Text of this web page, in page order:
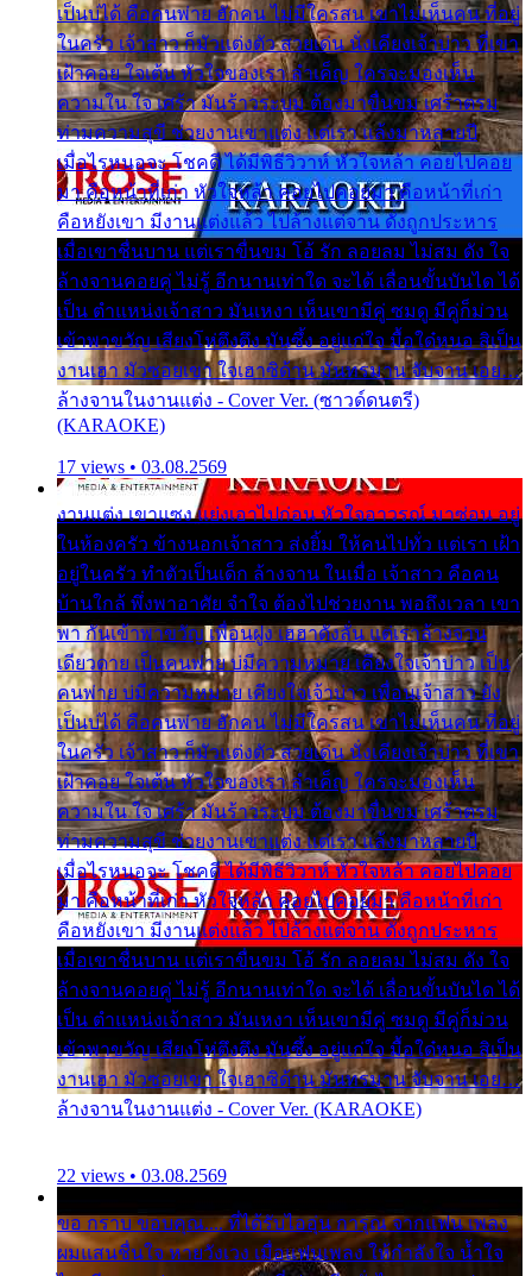
เป็นบ่ได้ คือคนพ่าย ฮักคน ไม่มีใครสน เขาไม่เห็นคน ที่อยู่
ในครัว เจ้าสาว ก็มัวแต่งตัว สวยเด่น นั่งเคียงเจ้าบ่าว ที่เขา
เฝ้าคอย ใจเต้น หัวใจของเรา ลำเค็ญ ใครจะมองเห็น
ความใน ใจ เศร้า มันร้าวระบม ต้องมาขื่นขม เศร้าตรม
ท่ามความสุขี ช่วยงานเขาแต่ง แต่เรา แล้งมาหลายปี
เมื่อไรหนอจะ โชคดี ได้มีพิธีวิวาห์ หัวใจหล้า คอยไปคอย
มา คือหน้าที่เก่า หัวใจหล้า คอยไปคอยมา คือหน้าที่เก่า
คือหยังเขา มีงานแต่งแล้ว ไปล้างแต่จาน ดั่งถูกประหาร
เมื่อเขาชื่นบาน แต่เราขื่นขม โอ้ รัก ลอยลม ไม่สม ดัง ใจ
ล้างจานคอยคู่ ไม่รู้ อีกนานเท่าใด จะได้ เลื่อนขั้นบันได ได้
เป็น ตำแหน่งเจ้าสาว มันเหงา เห็นเขามีคู่ ซมดู มีคู่ก็ม่วน
เข้าพาขวัญ เสียงโห่ตึงตึง มันซึ้ง อยู่แก่ใจ มื้อใด๋หนอ สิเป็น
งานเฮา มัวซอยเขา ใจเฮาซิด้าน มันทรมาน จับจาน เอย…
ล้างจานในงานแต่ง - Cover Ver. (ซาวด์ดนตรี)
(KARAOKE)
17 views • 03.08.2569
งานแต่ง เขาแซง แย่งเอาไปก่อน หัวใจอาวรณ์ มาซ่อน อยู่
ในห้องครัว ข้างนอกเจ้าสาว ส่งยิ้ม ให้คนไปทั่ว แต่เรา เฝ้า
อยู่ในครัว ทำตัวเป็นเด็ก ล้างจาน ในเมื่อ เจ้าสาว คือคน
บ้านใกล้ พึ่งพาอาศัย จำใจ ต้องไปช่วยงาน พอถึงเวลา เขา
พา กันเข้าพาขวัญ เพื่อนฝูง เฮฮาดังลั่น แต่เราล้างจาน
เดียวดาย เป็นคนพ่าย บ่มีความหมาย เคียงใจเจ้าบ่าว เป็น
คนพ่าย บ่มีความหมาย เคียงใจเจ้าบ่าว เพื่อนเจ้าสาว ยัง
เป็นบ่ได้ คือคนพ่าย ฮักคน ไม่มีใครสน เขาไม่เห็นคน ที่อยู่
ในครัว เจ้าสาว ก็มัวแต่งตัว สวยเด่น นั่งเคียงเจ้าบ่าว ที่เขา
เฝ้าคอย ใจเต้น หัวใจของเรา ลำเค็ญ ใครจะมองเห็น
ความใน ใจ เศร้า มันร้าวระบม ต้องมาขื่นขม เศร้าตรม
ท่ามความสุขี ช่วยงานเขาแต่ง แต่เรา แล้งมาหลายปี
เมื่อไรหนอจะ โชคดี ได้มีพิธีวิวาห์ หัวใจหล้า คอยไปคอย
มา คือหน้าที่เก่า หัวใจหล้า คอยไปคอยมา คือหน้าที่เก่า
คือหยังเขา มีงานแต่งแล้ว ไปล้างแต่จาน ดั่งถูกประหาร
เมื่อเขาชื่นบาน แต่เราขื่นขม โอ้ รัก ลอยลม ไม่สม ดัง ใจ
ล้างจานคอยคู่ ไม่รู้ อีกนานเท่าใด จะได้ เลื่อนขั้นบันได ได้
เป็น ตำแหน่งเจ้าสาว มันเหงา เห็นเขามีคู่ ซมดู มีคู่ก็ม่วน
เข้าพาขวัญ เสียงโห่ตึงตึง มันซึ้ง อยู่แก่ใจ มื้อใด๋หนอ สิเป็น
งานเฮา มัวซอยเขา ใจเฮาซิด้าน มันทรมาน จับจาน เอย…
ล้างจานในงานแต่ง - Cover Ver. (KARAOKE)
22 views • 03.08.2569
ขอ กราบ ขอบคุณ.... ที่ได้รับไออุ่น การุณ จากแฟน เพลง
ผมแสนชื่นใจ หายวังเวง เมื่อแฟนเพลง ให้กำลังใจ น้ำใจ